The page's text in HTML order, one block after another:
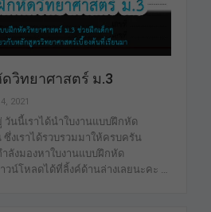
วิทยาศาสตร์ ม.3
2021
วันนี้เราได้นำใบงานแบบฝึกหัด
งเราได้รวบรวมมาให้ครบครัน
งมองหาใบงานแบบฝึกหัด
วน์โหลดได้ที่ลิ้งค์ด้านล่างเลยนะคะ …